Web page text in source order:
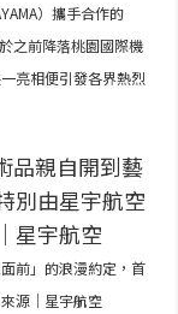
）攜手合作的
於之前降落桃園國際機
亮相便引發各界熱烈
前」的浪漫約定，首
源｜星宇航空